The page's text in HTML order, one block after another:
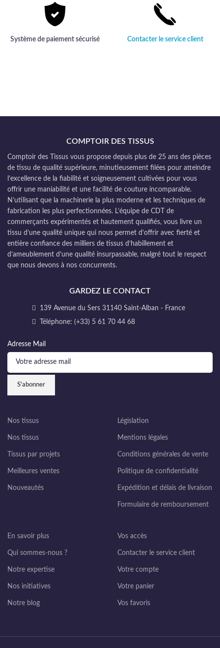
Système de paiement sécurisé Contacter le service client
COMPTOIR DES TISSUS
Comptoir des Tissus vous propose depuis plus de 25 ans des pièces
de tissu de qualité supérieure, minutieusement filées pour atteindre
l’excellence de la fiabilité et soigneusement cultivées pour vous
offrir une maniabilité et une facilité de couture incomparable.
N’utilisant que la machinerie la plus moderne et les techniques de
fabrication les plus perfectionnées. L’équipe de CDT de
commerçants expérimentés et hautement qualifiés, vous livre un
tissu d’une qualité unique qui nous permet d’offrir avec fierté et
entière confiance des milliers de tissus d’habillement et
d’ameublement d’une qualité insurpassable, malgré tout le respect
que nous devons à nos concurrents.
GARDEZ LE CONTACT
139 Avenue du Sers 31140 Saint-Alban - France
Téléphone: (+33) 5 61 70 44 68
Adresse Mail
Nos tissus
Nos tissus
Tissus par projets
Meilleures ventes
Nouveautés
Législation
Mentions légales
Conditions générales de vente
Politique de confidentialité
Expédition et délais de livraison
Formulaire de remboursement
En savoir plus
Qui sommes-nous ?
Notre expertise
Nos initiatives
Notre blog
Vos accès
Contacter le service client
Votre compte
Votre panier
Vos favoris